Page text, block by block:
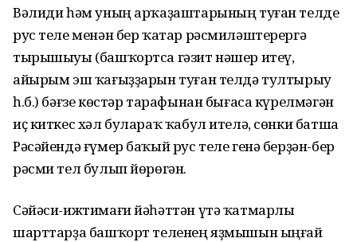
Вәлиди һәм уның арҡаҙаштарының туған телде
рус теле менән бер ҡатар рәсмиләштерергә
тырышыуы (башҡортса гәзит нәшер итеү,
айырым эш ҡағыҙҙарын туған телдә тултырыу
һ.б.) бәғзе көстәр тарафынан бығаса күрелмәгән
иҫ киткес хәл булараҡ ҡабул ителә, сөнки батша
Рәсәйендә ғүмер баҡый рус теле генә берҙән-бер
рәсми тел булып йөрөгән.
Сәйәси-ижтимағи йәһәттән үтә ҡатмарлы
шарттарҙа башҡорт теленең яҙмышын ыңғай